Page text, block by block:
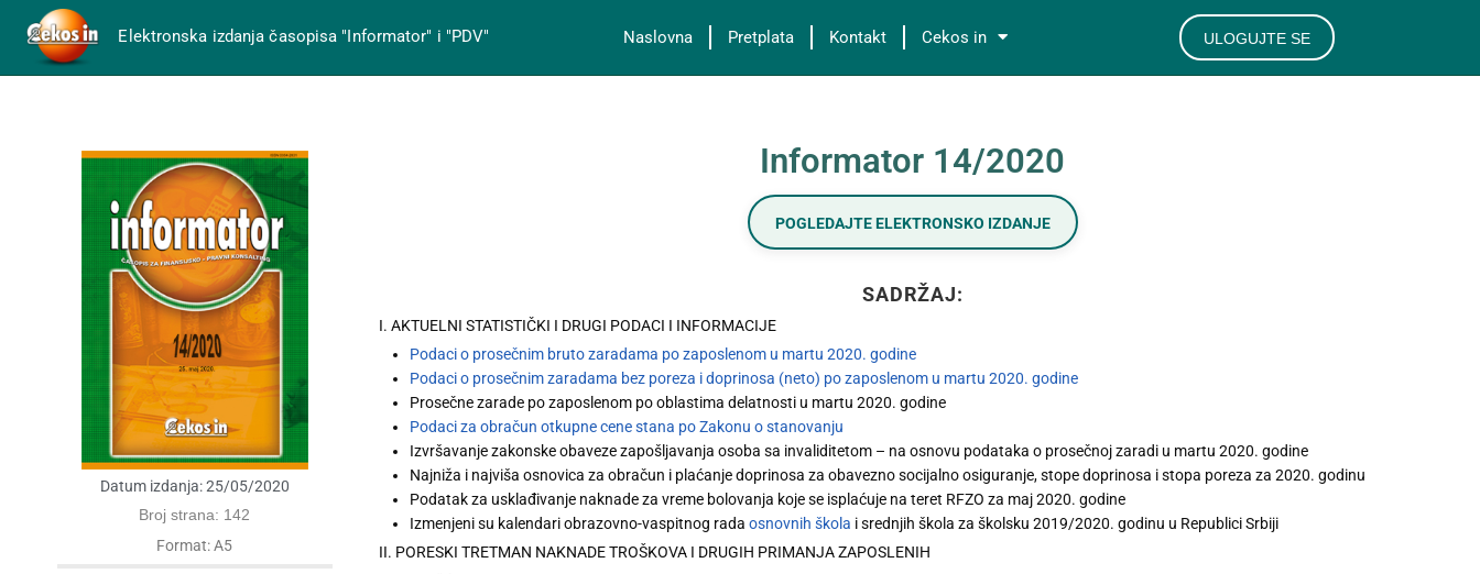
Elektronska izdanja časopisa "Informator" i "PDV" Naslovna Pretplata Kontakt Cekos in ULOGUJTE SE
Datum izdanja:25/05/2020
Broj strana: 142
Format: A5
Informator 14/2020
POGLEDAJTE ELEKTRONSKO IZDANJE
SADRŽAJ:
I. AKTUELNI STATISTIČKI I DRUGI PODACI I INFORMACIJE
Podaci o prosečnim bruto zaradama po zaposlenom u martu 2020. godine
Podaci o prosečnim zaradama bez poreza i doprinosa (neto) po zaposlenom u martu 2020. godine
Prosečne zarade po zaposlenom po oblastima delatnosti u martu 2020. godine
Podaci za obračun otkupne cene stana po Zakonu o stanovanju
Izvršavanje zakonske obaveze zapošljavanja osoba sa invaliditetom – na osnovu podataka o prosečnoj zaradi u martu 2020. godine
Najniža i najviša osnovica za obračun i plaćanje doprinosa za obavezno socijalno osiguranje, stope doprinosa i stopa poreza za 2020. godinu
Podatak za usklađivanje naknade za vreme bolovanja koje se isplaćuje na teret RFZO za maj 2020. godine
Izmenjeni su kalendari obrazovno-vaspitnog rada osnovnih škola i srednjih škola za školsku 2019/2020. godinu u Republici Srbiji
II. PORESKI TRETMAN NAKNADE TROŠKOVA I DRUGIH PRIMANJA ZAPOSLENIH